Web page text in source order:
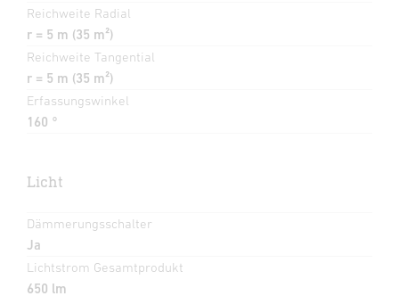
Reichweite Radial
r = 5 m (35 m²)
Reichweite Tangential
r = 5 m (35 m²)
Erfassungswinkel
160 °
Licht
Dämmerungsschalter
Ja
Lichtstrom Gesamtprodukt
650 lm